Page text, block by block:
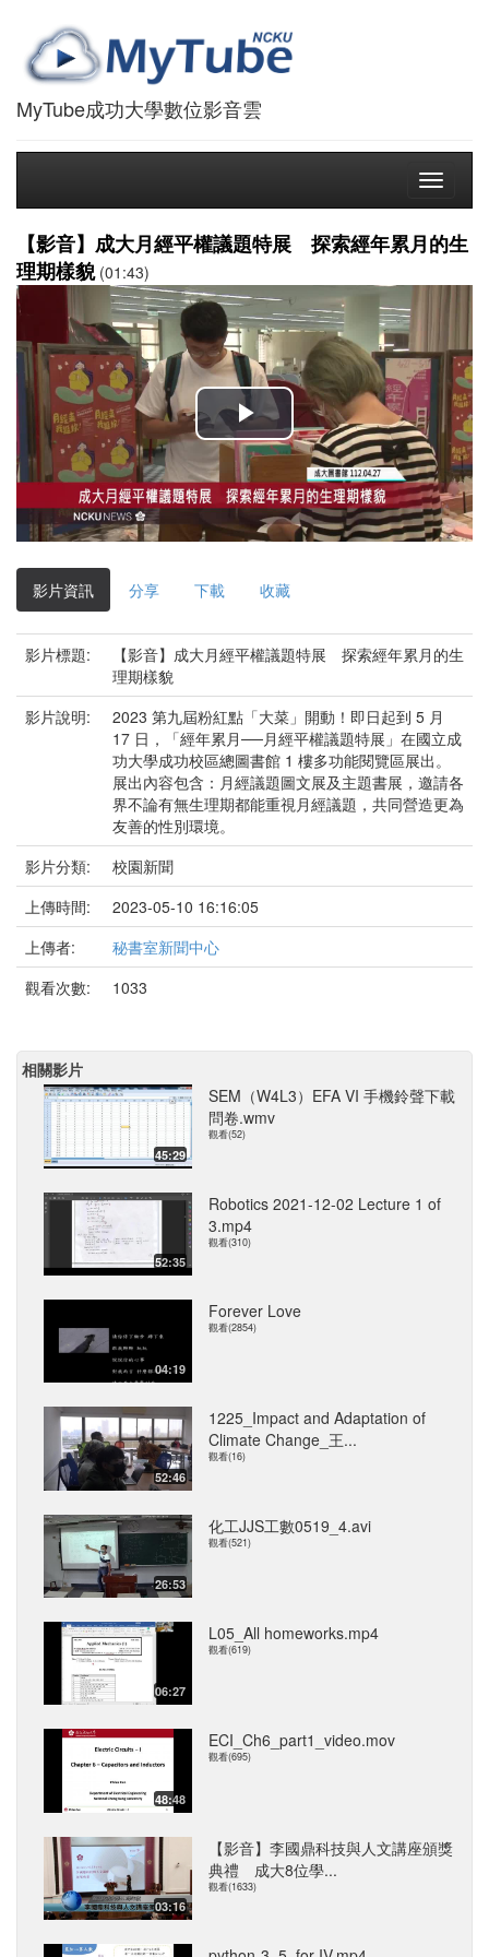
MyTube成功大學數位影音雲
Toggle
【影音】成大月經平權議題特展 探索經年累月的生
理期樣貌(01:43)
播
放
影
片
影片資訊 分享 下載 收藏
影片標題:
【影音】成大月經平權議題特展 探索經年累月的生
理期樣貌
影片說明:
2023 第九屆粉紅點「大菜」開動！即日起到 5 月
17 日，「經年累月──月經平權議題特展」在國立成
功大學成功校區總圖書館 1 樓多功能閱覽區展出。
展出內容包含：月經議題圖文展及主題書展，邀請各
界不論有無生理期都能重視月經議題，共同營造更為
友善的性別環境。
影片分類:
校園新聞
上傳時間:
2023-05-10 16:16:05
上傳者:
秘書室新聞中心
觀看次數:
1033
相關影片
45:29
SEM（W4L3）EFA VI 手機鈴聲下載
問卷.wmv
觀看(52)
52:35
Robotics 2021-12-02 Lecture 1 of
3.mp4
觀看(310)
04:19
Forever Love
觀看(2854)
52:46
1225_Impact and Adaptation of
Climate Change_王...
觀看(16)
26:53
化工JJS工數0519_4.avi
觀看(521)
06:27
L05_All homeworks.mp4
觀看(619)
48:48
ECI_Ch6_part1_video.mov
觀看(695)
03:16
【影音】李國鼎科技與人文講座頒獎
典禮 成大8位學...
觀看(1633)